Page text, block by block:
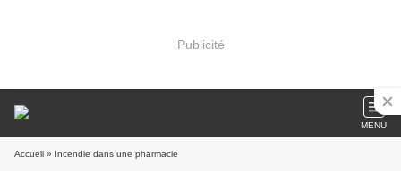
Publicité
MENU
Accueil » Incendie dans une pharmacie